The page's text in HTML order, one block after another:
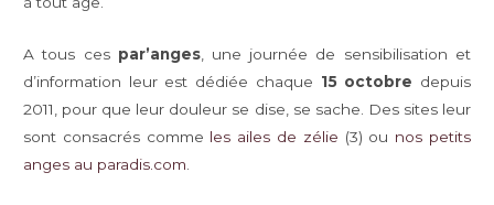
A tous cespar’anges, une journée de sensibilisation et
d’information leur est dédiée chaque 15 octobre depuis
2011, pour que leur douleur se dise, se sache. Des sites leur
sont consacrés comme les ailes de zélie (3) ou nos petits
anges au paradis.com